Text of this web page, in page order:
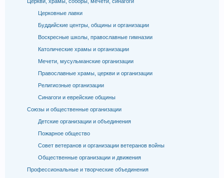
Церковные лавки
Буддийские центры, общины и организации
Воскресные школы, православные гимназии
Католические храмы и организации
Мечети, мусульманские организации
Православные храмы, церкви и организации
Религиозные организации
Синагоги и еврейские общины
Союзы и общественные организации
Детские организации и объединения
Пожарное общество
Совет ветеранов и организации ветеранов войны
Общественные организации и движения
Профессиональные и творческие объединения